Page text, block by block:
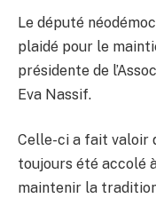
Le député
plaidé pour le
présidente de
Eva Nassif.
Celle-ci a fait valoir
toujours été accolé
maintenir la